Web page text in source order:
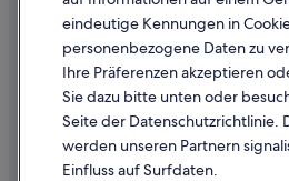
Inhaltsrichtlinien und Melden von
Hilfe
Hilfe
Flug stornieren
eindeutige Kennungen in
personenbezogene Daten zu
Ihre Präferenzen akzeptieren
Sie dazu bitte unten oder
Seite der Datenschutzrichtlinie.
werden unseren Partnern
Einfluss auf Surfdaten.